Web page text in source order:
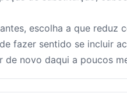
escolha a que reduz
fazer sentido se incluir
novo daqui a poucos